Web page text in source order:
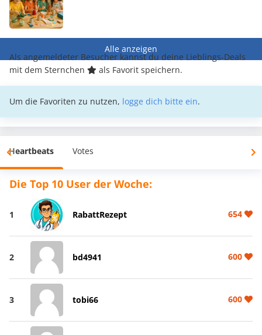
Alle anzeigen
Als angemeldeter Besucher kannst du deine Lieblings-Deals
mit dem Sternchen
als Favorit speichern.
Um die Favoriten zu nutzen, logge dich bitte ein.
Heartbeats Votes
Die Top 10 User der Woche:
1 RabattRezept 654
2 bd4941 600
3 tobi66 600